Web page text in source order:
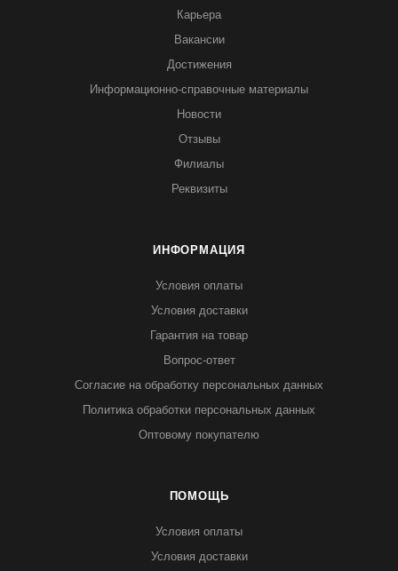
Карьера
Вакансии
Достижения
Информационно-справочные материалы
Новости
Отзывы
Филиалы
Реквизиты
ИНФОРМАЦИЯ
Условия оплаты
Условия доставки
Гарантия на товар
Вопрос-ответ
Согласие на обработку персональных данных
Политика обработки персональных данных
Оптовому покупателю
ПОМОЩЬ
Условия оплаты
Условия доставки